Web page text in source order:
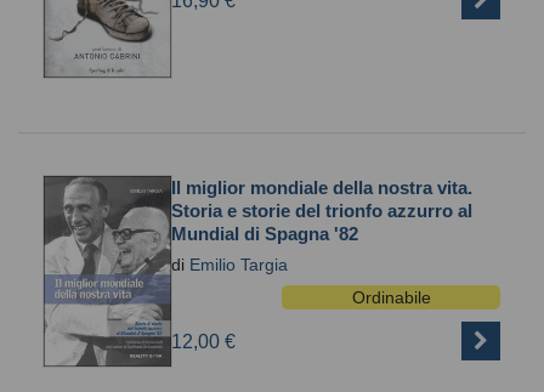
Il miglior mondiale della nostra vita.
Storia e storie del trionfo azzurro al
Mundial di Spagna '82
di Emilio Targia
Ordinabile
12,00 €